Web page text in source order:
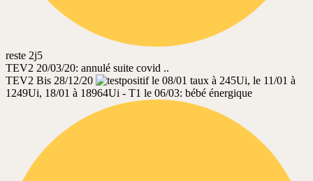
reste 2j5
TEV2 20/03/20: annulé suite covid ..
TEV2 Bis 28/12/20
le 08/01 taux à 245Ui, le 11/01 à
1249Ui, 18/01 à 18964Ui - T1 le 06/03: bébé énergique